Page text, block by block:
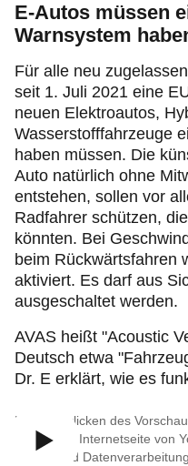
E-Autos müssen
Warnsystem
Für alle neu
seit 1. Juli 2021 eine
neuen Elektroautos,
Wasserstofffahrzeuge
haben müssen. Die
Auto natürlich ohne
entstehen, sollen vor
Radfahrer schützen,
könnten. Bei
beim Rückwärtsfahren
aktiviert. Es darf aus
ausgeschaltet werden.
AVAS heißt "Acoustic
Deutsch etwa
Dr. E erklärt, wie es
Durch Anklicken des
Sie auf die Internetseite von
Inhalte und